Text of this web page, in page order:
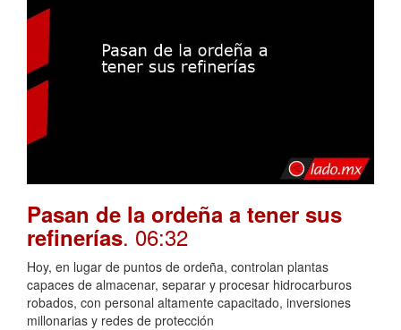
Pasan de la ordeña a tener sus
refinerías. 06:32
Hoy, en lugar de puntos de ordeña, controlan plantas
capaces de almacenar, separar y procesar hidrocarburos
robados, con personal altamente capacitado, inversiones
millonarias y redes de protección